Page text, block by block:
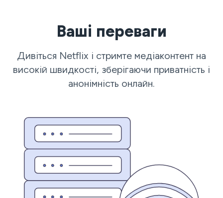
Ваші переваги
Дивіться Netflix і стримте медіаконтент на
високій швидкості, зберігаючи приватність і
анонімність онлайн.